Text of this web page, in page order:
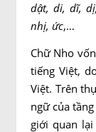
dật, di, dĩ,
nhị, ức,…
Chữ Nho
tiếng Việt,
Việt. Trên
ngữ của
giới quan